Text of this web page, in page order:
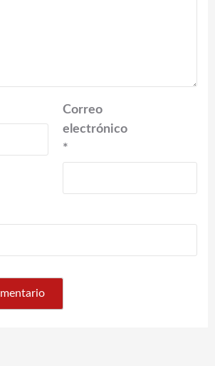
Correo
electrónico
*